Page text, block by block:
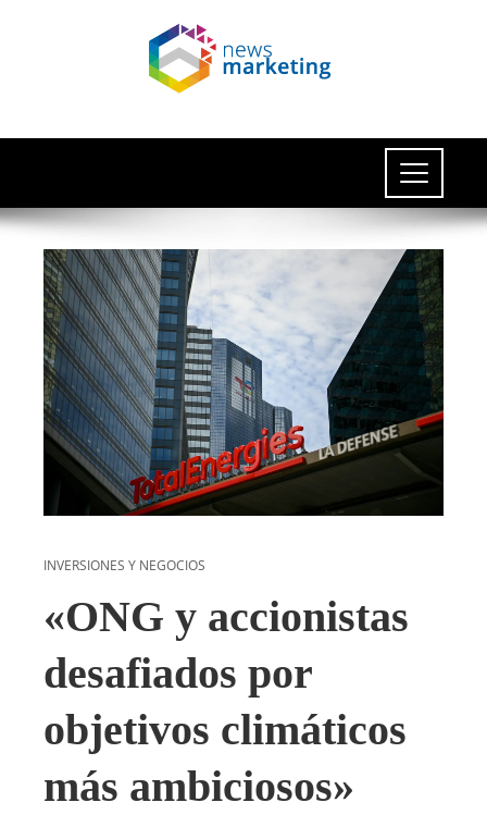
INVERSIONES Y NEGOCIOS
«ONG y accionistas
desafiados por
objetivos climáticos
más ambiciosos»